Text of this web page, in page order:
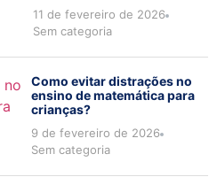
11 de fevereiro de 2026
Sem categoria
Como evitar distrações no
ensino de matemática para
crianças?
9 de fevereiro de 2026
Sem categoria